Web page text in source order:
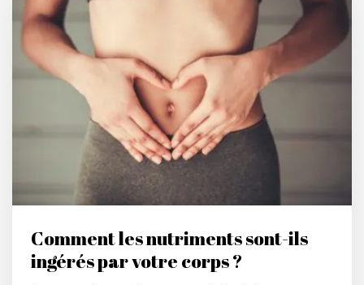
Comment les nutriments sont-ils
ingérés par votre corps ?